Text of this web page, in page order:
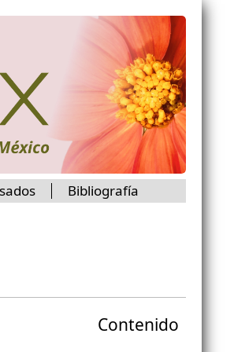
Contenido
Bibliografía